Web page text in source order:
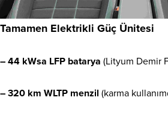
Tamamen Elektrikli Güç Ünitesi
– 44 kWsa LFP batarya (Lityum Demir
– 320 km WLTP menzil (karma